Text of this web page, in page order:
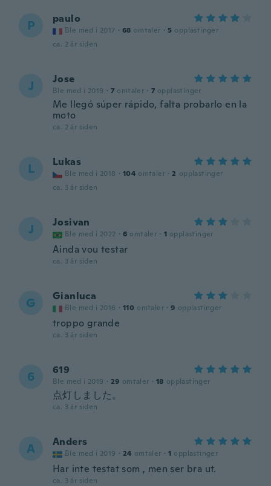
P paulo
Ble med i 2017 · 68 omtaler · 5 opplastinger
ca. 2 år siden
J Jose
Ble med i 2019 · 7 omtaler · 7 opplastinger
Me llegó súper rápido, falta probarlo en la
moto
ca. 2 år siden
L Lukas
Ble med i 2018 · 104 omtaler · 2 opplastinger
ca. 3 år siden
J Josivan
Ble med i 2022 · 6 omtaler · 1 opplastinger
Ainda vou testar
ca. 3 år siden
G Gianluca
Ble med i 2016 · 110 omtaler · 9 opplastinger
troppo grande
ca. 3 år siden
6 619
Ble med i 2019 · 29 omtaler · 18 opplastinger
点灯しました。
ca. 3 år siden
A Anders
Ble med i 2019 · 24 omtaler · 1 opplastinger
Har inte testat som , men ser bra ut.
ca. 3 år siden